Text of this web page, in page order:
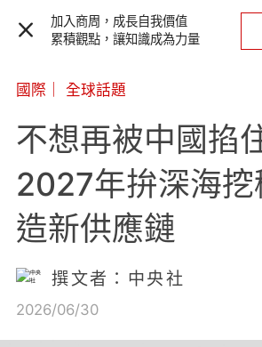
加入商周，成長自我價值
累積觀點，讓知識成為力量
國際 全球話題
不想再被中國掐
2027年拚深海挖
造新供應鏈
撰文者：中央社
2026/06/30